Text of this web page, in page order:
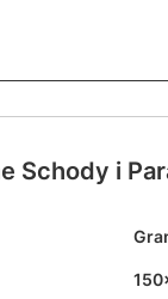
Schody i